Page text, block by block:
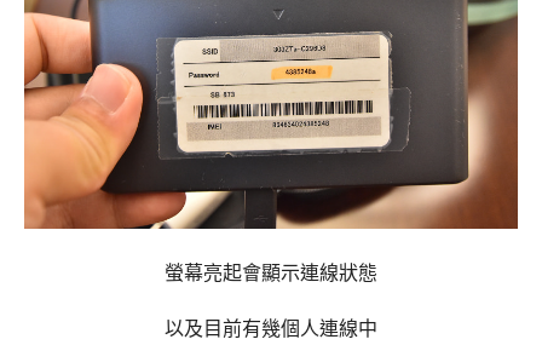
螢幕亮起會顯示連線狀態
以及目前有幾個人連線中